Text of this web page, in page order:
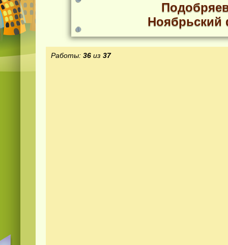
Ноябрьский
Работы: 36 из 37